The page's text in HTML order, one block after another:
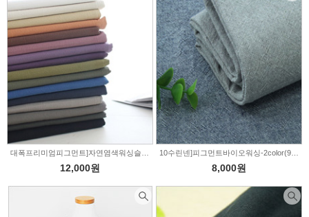
대폭프리미엄피그먼트]자연염색워싱슬러브-16color(196599)
12,000원
10수린넨]피그먼트바이오워싱-2color(968678)
8,000원